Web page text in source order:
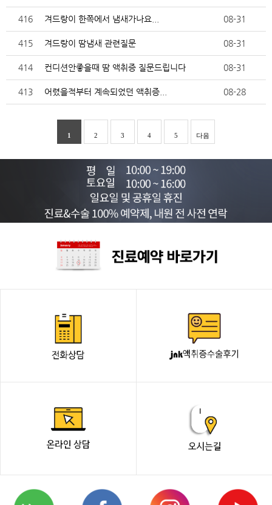
416 겨드랑이 한쪽에서 냄새가나요... 08-31
415 겨드랑이 땀냄새 관련질문 08-31
414 컨디션안좋을때 땀 액취증 질문드립니다 08-31
413 어렸을적부터 계속되었던 액취증... 08-28
1 2 3 4 5 다음